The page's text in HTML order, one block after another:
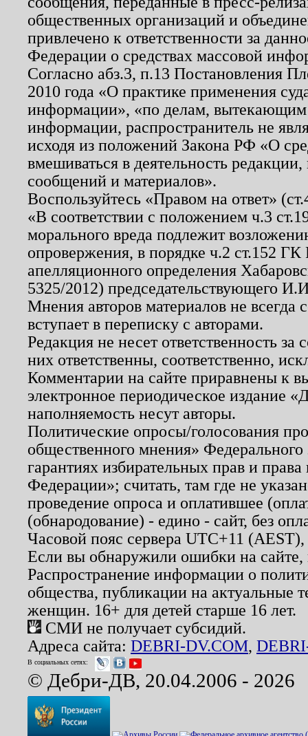
общественных организаций и
привлечено к ответственности за
Федерации о средствах массовой
Согласно абз.3, п.13 Постановления
2010 года «О практике применения
информации», «по делам, вытекающим
информации, распространитель не
исходя из положений Закона РФ «О
вмешиваться в деятельность
сообщений и материалов».
Воспользуйтесь «Правом на ответ»
«В соответствии с положением ч.3
морального вреда подлежит
опровержения, в порядке ч.2 ст.152
апелляционного определения
5325/2012) председательствующего
Мнения авторов материалов не
вступает в переписку с авторами.
Редакция не несет ответственность
них ответственны, соответственно,
Комментарии на сайте приравнены к
электронное периодическое издание
наполняемость несут авторы.
Политические опросы/голосования
общественного мнения»
гарантиях избирательных прав и
Федерации»; считать, там где не
проведение опроса и оплатившее
(обнародование) - едино - сайт, без
Часовой пояс сервера UTC+11
Если вы обнаружили ошибки на
Распространение информации о
общества, публикации на актуальные
женщин. 16+ для детей старше 16 лет.
СМИ не получает субсидий.
Адреса сайта: DEBRI-DV.COM,
В социальных сетях:
© Дебри-ДВ, 20.04.2006 - 2026